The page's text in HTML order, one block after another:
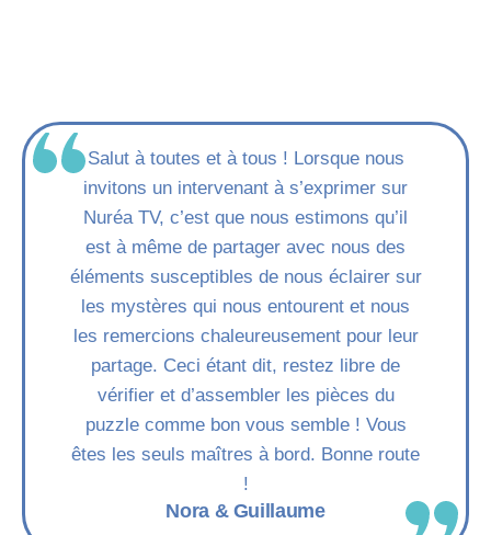
Salut à toutes et à tous ! Lorsque nous
invitons un intervenant à s’exprimer sur
Nuréa TV, c’est que nous estimons qu’il
est à même de partager avec nous des
éléments susceptibles de nous éclairer sur
les mystères qui nous entourent et nous
les remercions chaleureusement pour leur
partage. Ceci étant dit, restez libre de
vérifier et d’assembler les pièces du
puzzle comme bon vous semble ! Vous
êtes les seuls maîtres à bord. Bonne route
!
Nora & Guillaume